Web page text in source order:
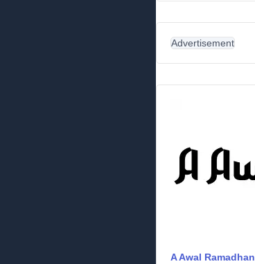
Advertisement
A Awal Ramadhan